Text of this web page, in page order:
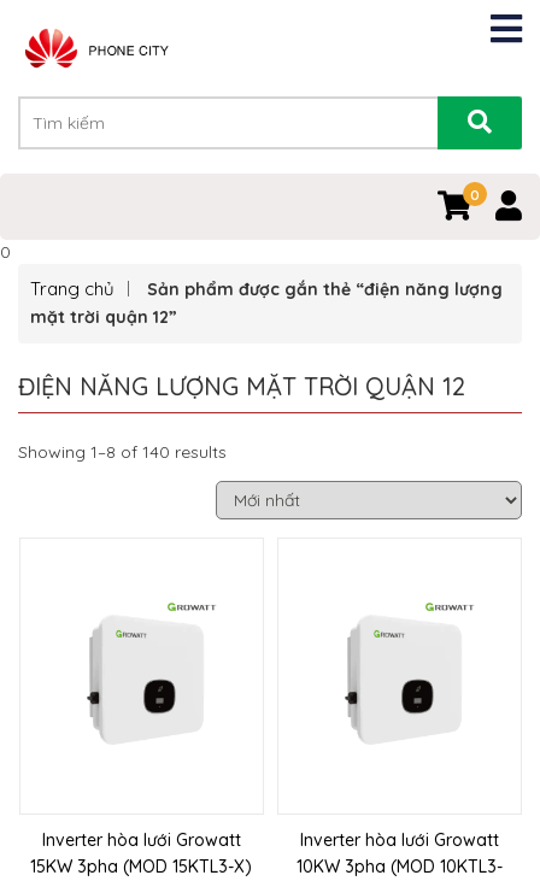
0
0
Trang chủ
Sản phẩm được gắn thẻ “điện năng lượng
mặt trời quận 12”
ĐIỆN NĂNG LƯỢNG MẶT TRỜI QUẬN 12
Showing 1–8 of 140 results
Inverter hòa lưới Growatt
15KW 3pha (MOD 15KTL3-X)
Inverter hòa lưới Growatt
10KW 3pha (MOD 10KTL3-